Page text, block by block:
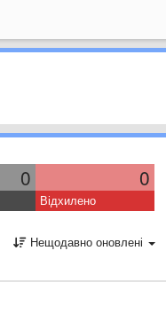
0 0
Відхилено
Нещодавно оновлені